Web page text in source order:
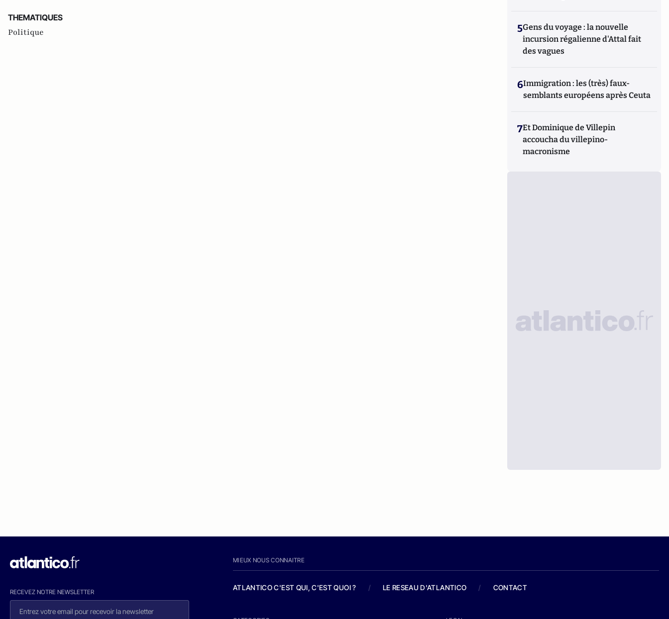
THEMATIQUES
Politique 5Gens du voyage : la nouvelle
incursion régalienne d'Attal fait
des vagues
6Immigration : les (très) faux-
semblants européens après Ceuta
7Et Dominique de Villepin
accoucha du villepino-
macronisme
RECEVEZ NOTRE NEWSLETTER
MIEUX NOUS CONNAITRE
ATLANTICO C'EST QUI, C'EST QUOI ? / LE RESEAU D'ATLANTICO / CONTACT